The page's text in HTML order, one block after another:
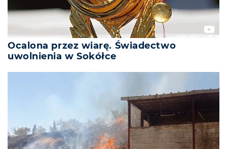
Ocalona przez wiarę. Świadectwo
uwolnienia w Sokółce